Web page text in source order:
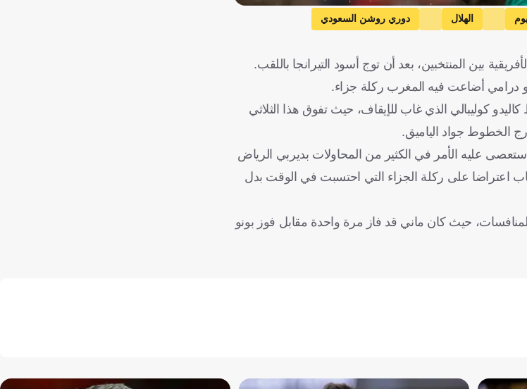
الهلال
دوري روشن السعودي
بين المنتخبين، بعد أن توج أسود التيرانجا باللقب.
كوليبالي الذي غاب للإيقاف، حيث تفوق هذا الثلاثي
الخطوط جواد الياميق.
عليه الأمر في الكثير من المحاولات بديربي الرياض
اعتراضا على ركلة الجزاء التي احتسبت في الوقت بدل
سابقة بينهما في مختلف المنافسات، حيث كان ماني قد فاز مرة واحدة مقابل فوز بونو